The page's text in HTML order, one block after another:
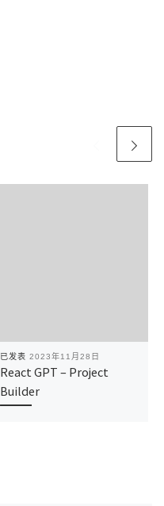
已发表 2023年11月28日
React GPT – Project
Builder